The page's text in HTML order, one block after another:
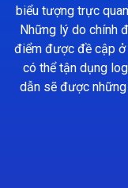
biểu tượng trực
Những lý do chính
điểm được đề cập ở
có thể tận dụng
dẫn sẽ được